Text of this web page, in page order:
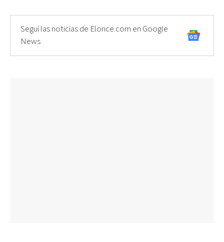
Seguí las noticias de Elonce.com en Google
News